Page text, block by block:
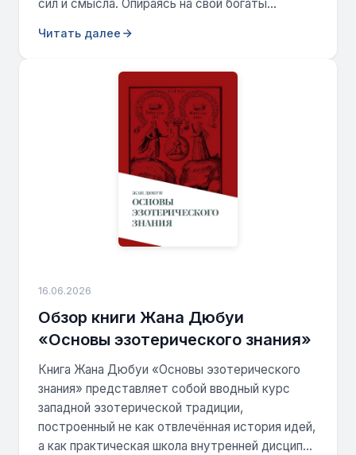
сил и смысла. Опираясь на свой богаты...
Читать далее
16.06.2026
Обзор книги Жана Дюбуи
«Основы эзотерического знания»
Книга Жана Дюбуи «Основы эзотерического
знания» представляет собой вводный курс
западной эзотерической традиции,
построенный не как отвлечённая история идей,
а как практическая школа внутренней дисцип...